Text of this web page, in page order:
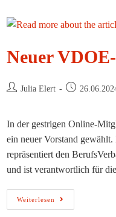
Neuer
Beitrags-
Julia Elert
Beitrag
In der gestrigen Online-
ein neuer Vorstand
repräsentiert den
und ist verantwortlich für
Weiterlesen
Neuer
VDOE-